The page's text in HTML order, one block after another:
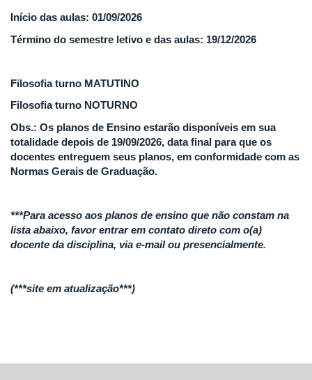
Início das aulas: 01/09/2026
Término do semestre letivo e das aulas: 19/12/2026
Filosofia turno MATUTINO
Filosofia turno NOTURNO
Obs.: Os planos de Ensino estarão disponíveis em sua
totalidade depois de 19/09/2026, data final para que os
docentes entreguem seus planos, em conformidade com as
Normas Gerais de Graduação.
***Para acesso aos planos de ensino que não constam na
lista abaixo, favor entrar em contato direto com o(a)
docente da disciplina, via e-mail ou presencialmente.
(***site em atualização***)